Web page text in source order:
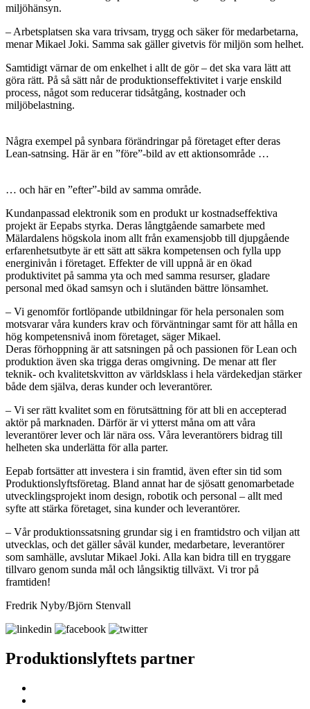
miljöhänsyn.
– Arbetsplatsen ska vara trivsam, trygg och säker för medarbetarna,
menar Mikael Joki. Samma sak gäller givetvis för miljön som helhet.
Samtidigt värnar de om enkelhet i allt de gör – det ska vara lätt att
göra rätt. På så sätt når de produktionseffektivitet i varje enskild
process, något som reducerar tidsåtgång, kostnader och
miljöbelastning.
Några exempel på synbara förändringar på företaget efter deras
Lean-satnsing. Här är en ”före”-bild av ett aktionsområde …
… och här en ”efter”-bild av samma område.
Kundanpassad elektronik som en produkt ur kostnadseffektiva
projekt är Eepabs styrka. Deras långtgående samarbete med
Mälardalens högskola inom allt från examensjobb till djupgående
erfarenhetsutbyte är ett sätt att säkra kompetensen och fylla upp
energinivån i företaget. Effekter de vill uppnå är en ökad
produktivitet på samma yta och med samma resurser, gladare
personal med ökad samsyn och i slutänden bättre lönsamhet.
– Vi genomför fortlöpande utbildningar för hela personalen som
motsvarar våra kunders krav och förväntningar samt för att hålla en
hög kompetensnivå inom företaget, säger Mikael.
Deras förhoppning är att satsningen på och passionen för Lean och
produktion även ska trigga deras omgivning. De menar att fler
teknik- och kvalitetskvitton av världsklass i hela värdekedjan stärker
både dem själva, deras kunder och leverantörer.
– Vi ser rätt kvalitet som en förutsättning för att bli en accepterad
aktör på marknaden. Därför är vi ytterst måna om att våra
leverantörer lever och lär nära oss. Våra leverantörers bidrag till
helheten ska underlätta för alla parter.
Eepab fortsätter att investera i sin framtid, även efter sin tid som
Produktionslyftsföretag. Bland annat har de sjösatt genomarbetade
utvecklingsprojekt inom design, robotik och personal – allt med
syfte att stärka företaget, sina kunder och leverantörer.
– Vår produktionssatsning grundar sig i en framtidstro och viljan att
utvecklas, och det gäller såväl kunder, medarbetare, leverantörer
som samhälle, avslutar Mikael Joki. Alla kan bidra till en tryggare
tillvaro genom sunda mål och långsiktig tillväxt. Vi tror på
framtiden!
Fredrik Nyby/Björn Stenvall
Produktionslyftets partner